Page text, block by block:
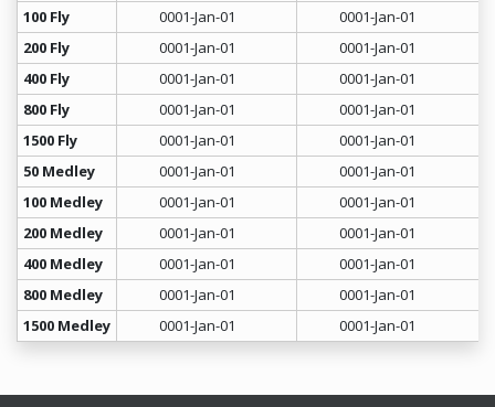
100 Fly
0001-Jan-01
0001-Jan-01
200 Fly
0001-Jan-01
0001-Jan-01
400 Fly
0001-Jan-01
0001-Jan-01
800 Fly
0001-Jan-01
0001-Jan-01
1500 Fly
0001-Jan-01
0001-Jan-01
50 Medley
0001-Jan-01
0001-Jan-01
100 Medley
0001-Jan-01
0001-Jan-01
200 Medley
0001-Jan-01
0001-Jan-01
400 Medley
0001-Jan-01
0001-Jan-01
800 Medley
0001-Jan-01
0001-Jan-01
1500 Medley
0001-Jan-01 0001-Jan-01